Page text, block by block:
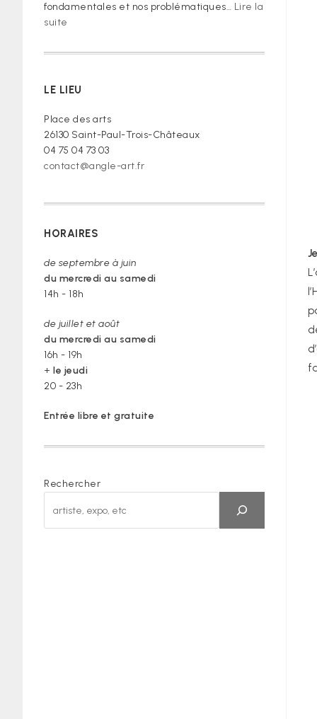
fondamentales et nos problématiques… Lire la
suite
vous
de
LE LIEU
Place des arts
26130 Saint-Paul-Trois-Châteaux
04 75 04 73 03
contact@angle-art.fr
HORAIRES
de septembre à juin
du mercredi au samedi
14h - 18h
de juillet et août
du mercredi au samedi
16h - 19h
+ le jeudi
20 - 23h
Entrée libre et gratuite
Rechercher